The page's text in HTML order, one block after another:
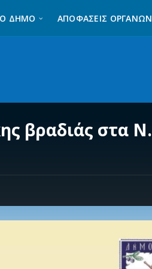
ΔΉΜΟ ΑΠΟΦΑΣΕΙΣ ΟΡΓΑΝΩΝ
βραδιάς στα Ν.